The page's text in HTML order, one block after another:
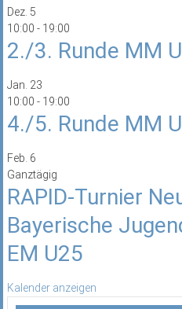
Dez. 5
10:00 - 19:00
2./3. Runde MM
Jan. 23
10:00 - 19:00
4./5. Runde MM
Feb. 6
Ganztägig
RAPID-Turnier
Bayerische
EM U25
Kalender anzeigen